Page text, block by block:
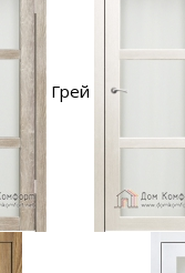
Грей